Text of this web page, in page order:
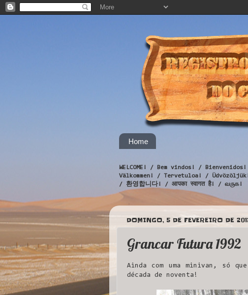
Home
WELCOME! / Bem vindos! /
Välkommen! / Tervetuloa! /
/ 환영합니다! / आपका स्वागत है! / வருக!
DOMINGO, 5 DE FEVEREIRO DE
Grancar Futura 1992
Ainda com uma minivan, só
década de noventa!